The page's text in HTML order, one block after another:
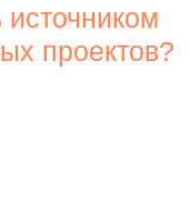
источником
проектов?